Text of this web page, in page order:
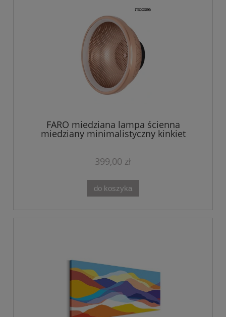
FARO miedziana lampa ścienna
miedziany minimalistyczny kinkiet
399,00 zł
do koszyka